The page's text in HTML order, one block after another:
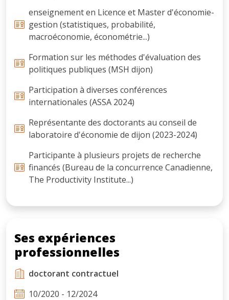
enseignement en Licence et Master d'économie-
gestion (statistiques, probabilité,
macroéconomie, économétrie...)
Formation sur les méthodes d'évaluation des
politiques publiques (MSH dijon)
Participation à diverses conférences
internationales (ASSA 2024)
Représentante des doctorants au conseil de
laboratoire d'économie de dijon (2023-2024)
Participante à plusieurs projets de recherche
financés (Bureau de la concurrence Canadienne,
The Productivity Institute...)
Ses expériences
professionnelles
doctorant contractuel
10/2020 - 12/2024